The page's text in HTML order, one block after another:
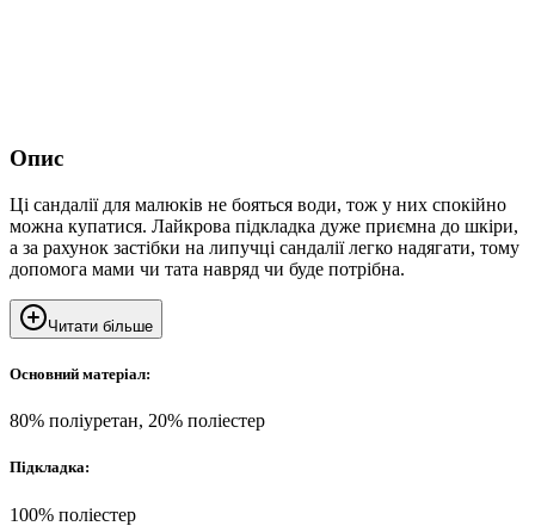
Опис
Ці сандалії для малюків не бояться води, тож у них спокійно
можна купатися. Лайкрова підкладка дуже приємна до шкіри,
а за рахунок застібки на липучці сандалії легко надягати, тому
допомога мами чи тата навряд чи буде потрібна.
Читати більше
Основний матеріал:
80% поліуретан, 20% поліестер
Підкладка:
100% поліестер